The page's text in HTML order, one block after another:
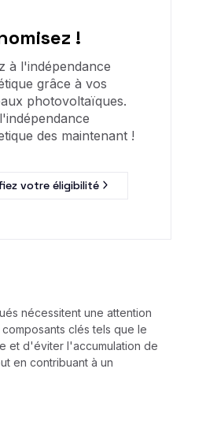
!
à l'indépendance
grâce à vos
photovoltaïques.
des maintenant !
votre éligibilité
nécessitent une attention
clés tels que le
et d'éviter l'accumulation de
en contribuant à un